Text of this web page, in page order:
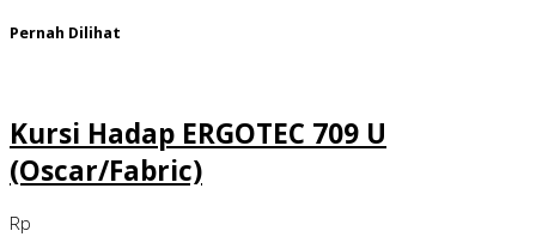
Pernah Dilihat
Kursi Hadap ERGOTEC 709 U
(Oscar/Fabric)
Rp